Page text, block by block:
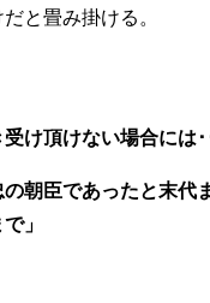
と畳み掛ける。
け頂けない場合には･
の朝臣であったと末代
」